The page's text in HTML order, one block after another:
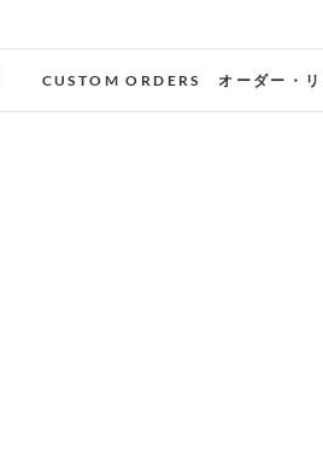
CUSTOM ORDERS オーダー・リ